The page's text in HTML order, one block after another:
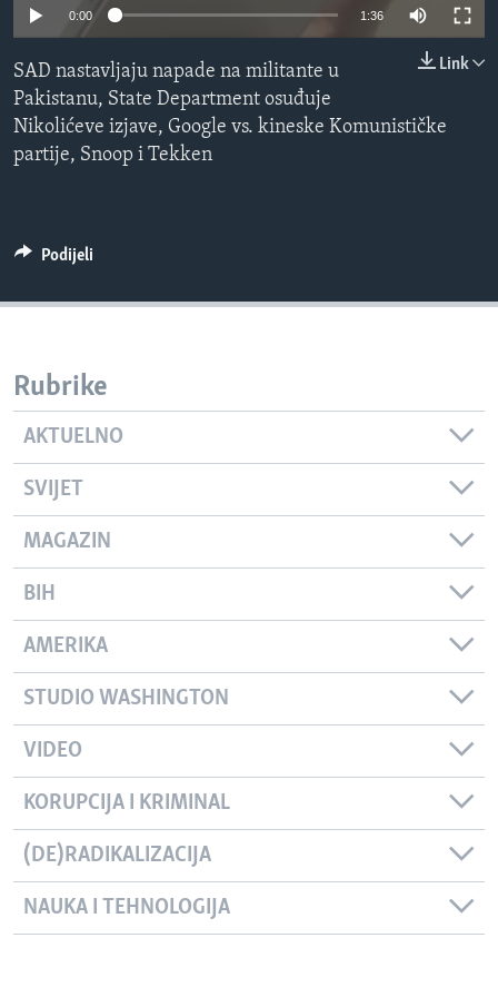
MAGAZIN
O GLASU AMERIKE
Learning English
0:00 1:36
Link
SAD nastavljaju napade na militante u
Pakistanu, State Department osuđuje
Nikolićeve izjave, Google vs. kineske Komunističke
partije, Snoop i Tekken
Podijeli
Rubrike
AKTUELNO
SVIJET
MAGAZIN
BIH
AMERIKA
STUDIO WASHINGTON
VIDEO
KORUPCIJA I KRIMINAL
(DE)RADIKALIZACIJA
NAUKA I TEHNOLOGIJA